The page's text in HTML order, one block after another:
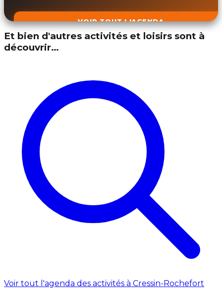
VOIR TOUT L'AGENDA
Et bien d'autres activités et loisirs sont à
découvrir…
Voir tout l'agenda des activités à Cressin-Rochefort